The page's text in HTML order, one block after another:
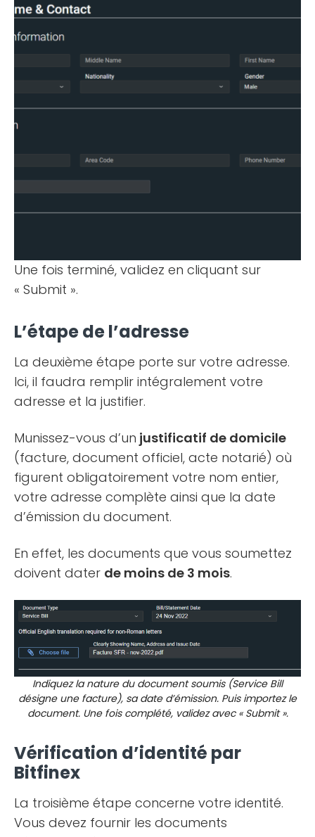
Une fois terminé, validez en cliquant sur
« Submit ».
L’étape de l’adresse
La deuxième étape porte sur votre adresse.
Ici, il faudra remplir intégralement votre
adresse et la justifier.
Munissez-vous d’un justificatif de domicile
(facture, document officiel, acte notarié) où
figurent obligatoirement votre nom entier,
votre adresse complète ainsi que la date
d’émission du document.
En effet, les documents que vous soumettez
doivent dater de moins de 3 mois.
Indiquez la nature du document soumis (Service Bill
désigne une facture), sa date d’émission. Puis importez le
document. Une fois complété, validez avec « Submit ».
Vérification d’identité par
Bitfinex
La troisième étape concerne votre identité.
Vous devez fournir les documents